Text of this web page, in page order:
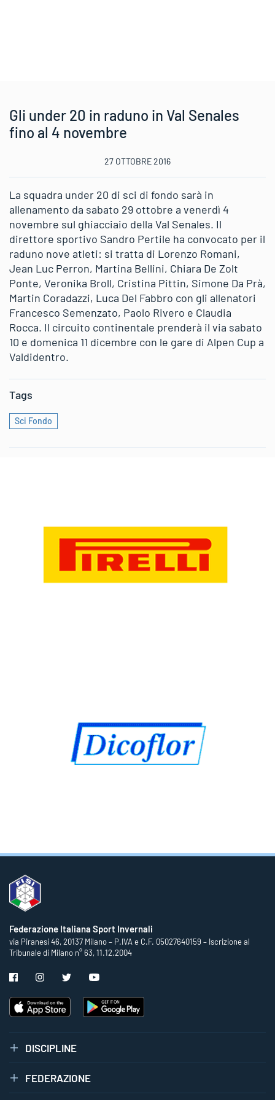
Gli under 20 in raduno in Val Senales
fino al 4 novembre
27 OTTOBRE 2016
La squadra under 20 di sci di fondo sarà in
allenamento da sabato 29 ottobre a venerdì 4
novembre sul ghiacciaio della Val Senales. Il
direttore sportivo Sandro Pertile ha convocato per il
raduno nove atleti: si tratta di Lorenzo Romani,
Jean Luc Perron, Martina Bellini, Chiara De Zolt
Ponte, Veronika Broll, Cristina Pittin, Simone Da Prà,
Martin Coradazzi, Luca Del Fabbro con gli allenatori
Francesco Semenzato, Paolo Rivero e Claudia
Rocca. Il circuito continentale prenderà il via sabato
10 e domenica 11 dicembre con le gare di Alpen Cup a
Valdidentro.
Tags
Sci Fondo
Federazione Italiana Sport Invernali
via Piranesi 46, 20137 Milano – P.IVA e C.F. 05027640159 – Iscrizione al
Tribunale di Milano n° 63, 11.12.2004
DISCIPLINE
FEDERAZIONE